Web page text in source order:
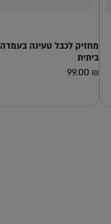
מחזיק לכבל טעינה בעמדה
ביתית
99.00 ₪ רכישה